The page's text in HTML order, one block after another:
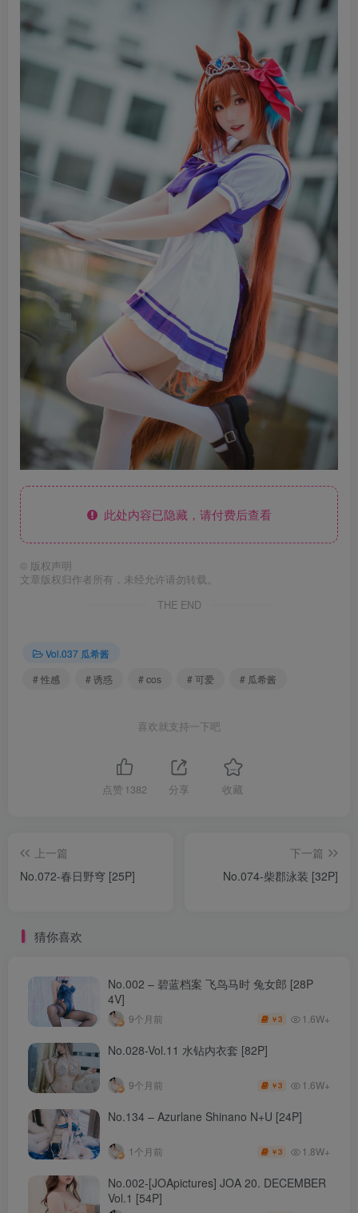
此处内容已隐藏，请付费后查看
© 版权声明
文章版权归作者所有，未经允许请勿转载。
THE END
Vol.037 瓜希酱
# 性感
# 诱惑 # cos # 可爱 # 瓜希酱
喜欢就支持一下吧
点赞 1382 分享 收藏
上一篇
No.072-春日野穹 [25P]
下一篇
No.074-柴郡泳装 [32P]
猜你喜欢
No.002 – 碧蓝档案 飞鸟马时 兔女郎 [28P
4V]
9个月前 ￥3 1.6W+
No.028-Vol.11 水钻内衣套 [82P]
9个月前 ￥3 1.6W+
No.134 – Azurlane Shinano N+U [24P]
1个月前 ￥3 1.8W+
No.002-[JOApictures] JOA 20. DECEMBER
Vol.1 [54P]